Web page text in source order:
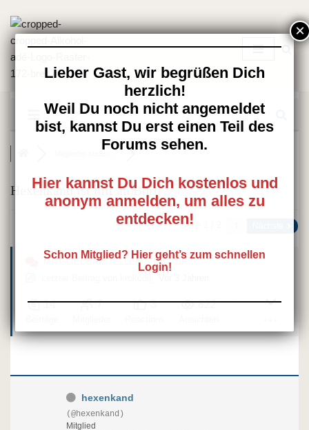
Zum
Inhalt
springen
Hexenkand ist mit an Bord
Seite 1 / 2
MITGLIEDER STELLEN SICH VOR
14 7 3 822
hexenkand
(@hexenkand)
Mitglied
Lieber Gast, wir begrüßen Dich
herzlich!
Weil Du noch nicht angemeldet
bist, kannst Du erst einen Teil des
Forums sehen.
Hier kannst Du Dich kostenlos und
anonym anmelden, um alles zu
entdecken!
Schon Mitglied? Hier geht’s zum schnellen
Login!